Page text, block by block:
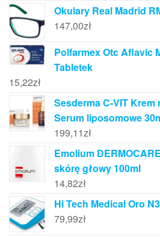
Okulary Real Madrid
147,00zł
Polfarmex Otc Aflavic
Tabletek
15,22zł
Sesderma C-VIT Krem
Serum liposomowe
199,11zł
Emolium
skórę głowy 100ml
14,82zł
Hi Tech Medical Oro
79,99zł